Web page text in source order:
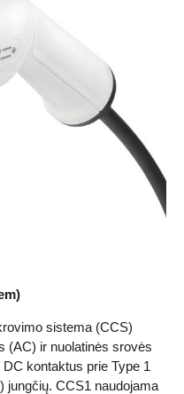
sistema (CCS)
(AC) ir nuolatinės srovės
kontaktus prie Type 1
jungčių. CCS1 naudojama